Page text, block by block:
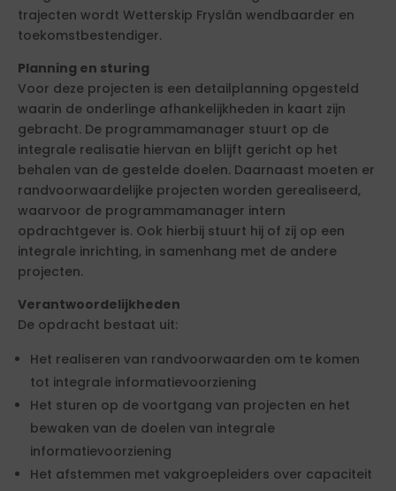
trajecten wordt Wetterskip Fryslân wendbaarder en
toekomstbestendiger.
Planning en sturing
Voor deze projecten is een detailplanning opgesteld
waarin de onderlinge afhankelijkheden in kaart zijn
gebracht. De programmamanager stuurt op de
integrale realisatie hiervan en blijft gericht op het
behalen van de gestelde doelen. Daarnaast moeten er
randvoorwaardelijke projecten worden gerealiseerd,
waarvoor de programmamanager intern
opdrachtgever is. Ook hierbij stuurt hij of zij op een
integrale inrichting, in samenhang met de andere
projecten.
Verantwoordelijkheden
De opdracht bestaat uit:
Het realiseren van randvoorwaarden om te komen
tot integrale informatievoorziening
Het sturen op de voortgang van projecten en het
bewaken van de doelen van integrale
informatievoorziening
Het afstemmen met vakgroepleiders over capaciteit